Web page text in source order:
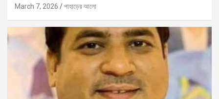
March 7, 2026
পাহাড়ের আলো